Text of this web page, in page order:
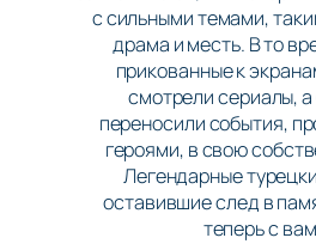
с сильными темами,
драма и месть. В то
прикованные к
смотрели сериалы,
переносили события,
героями, в свою
Легендарные
оставившие след в
теперь с